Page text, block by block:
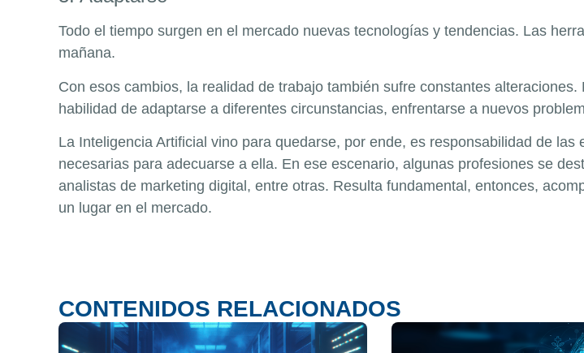
Todo el tiempo surgen en el mercado nuevas tecnologías y tendencias. Las
mañana.
Con esos cambios, la realidad de trabajo también sufre constantes
habilidad de adaptarse a diferentes circunstancias, enfrentarse a nuevos
La Inteligencia Artificial vino para quedarse, por ende, es responsabilidad de
necesarias para adecuarse a ella. En ese escenario, algunas profesiones se
analistas de marketing digital, entre otras. Resulta fundamental, entonces,
un lugar en el mercado.
CONTENIDOS RELACIONADOS